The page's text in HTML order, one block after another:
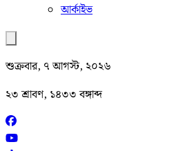
আর্কাইভ
শুক্রবার, ৭ আগস্ট, ২০২৬
২৩ শ্রাবণ, ১৪৩৩ বঙ্গাব্দ